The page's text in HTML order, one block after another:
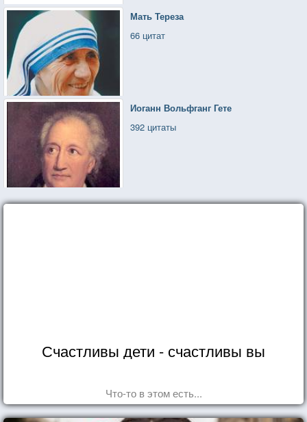
Мать Тереза
66 цитат
Иоганн Вольфганг Гете
392 цитаты
Счастливы дети - счастливы вы
Что-то в этом есть...